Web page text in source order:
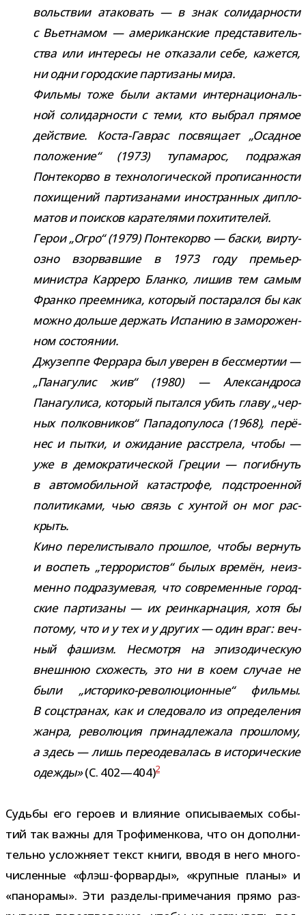
воль­ствии ата­ко­вать — в знак соли­дар­но­сти
с Вьетнамом — аме­ри­кан­ские пред­ста­ви­тель­
ства или инте­ресы не отка­зали себе, кажется,
ни одни город­ские пар­ти­заны мира.
Фильмы тоже были актами интер­на­ци­о­наль­
ной соли­дар­но­сти с теми, кто выбрал пря­мое
дей­ствие. Коста-​Гаврас посвя­щает „Осадное
поло­же­ние“ (1973) тупа­ма­рос, под­ра­жая
Понтекорво в тех­но­ло­ги­че­ской про­пи­сан­но­сти
похи­ще­ний пар­ти­за­нами ино­стран­ных дипло­
ма­тов и поис­ков кара­те­лями похи­ти­те­лей.
Герои „Огро“ (1979) Понтекорво — баски, вир­ту­
озно взо­рвав­шие в 1973 году премьер-​
министра Карреро Бланко, лишив тем самым
Франко пре­ем­ника, кото­рый поста­рался бы как
можно дольше дер­жать Испанию в замо­ро­жен­
ном состо­я­нии.
Джузеппе Феррара был уве­рен в бес­смер­тии —
„Панагулис жив“ (1980) — Александроса
Панагулиса, кото­рый пытался убить главу „чер­
ных пол­ков­ни­ков“ Пападопулоса (1968), перё­
нес и пытки, и ожи­да­ние рас­стрела, чтобы —
уже в демо­кра­ти­че­ской Греции — погиб­нуть
в авто­мо­биль­ной ката­строфе, под­стро­ен­ной
поли­ти­ками, чью связь с хун­той он мог рас­
крыть.
Кино пере­ли­сты­вало про­шлое, чтобы вер­нуть
и вос­петь „тер­ро­ри­стов“ былых вре­мён, неиз­
менно под­ра­зу­ме­вая, что совре­мен­ные город­
ские пар­ти­заны — их реин­кар­на­ция, хотя бы
потому, что и у тех и у дру­гих — один враг: веч­
ный фашизм. Несмотря на эпи­зо­ди­че­скую
внеш­нюю схо­жесть, это ни в коем слу­чае не
были „историко-​революционные“ фильмы.
В соц­стра­нах, как и сле­до­вало из опре­де­ле­ния
жанра, рево­лю­ция при­над­ле­жала про­шлому,
а здесь — лишь пере­оде­ва­лась в исто­ри­че­ские
одежды»(С. 402—404)2
Судьбы его героев и вли­я­ние опи­сы­ва­е­мых собы­
тий так важны для Трофименкова, что он допол­ни­
тельно услож­няет текст книги, вводя в него мно­го­
чис­лен­ные «флэш-​форварды», «круп­ные планы» и
«пано­рамы». Эти разделы-​примечания прямо раз­